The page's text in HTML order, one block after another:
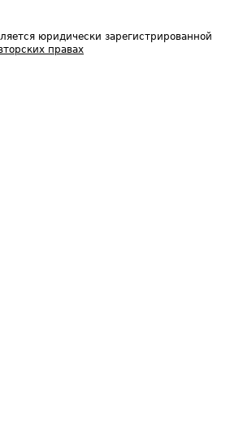
юридически зарегистрированной
правах